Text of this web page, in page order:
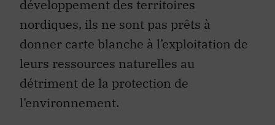
développement des territoires
nordiques, ils ne sont pas prêts à
donner carte blanche à l’exploitation de
leurs ressources naturelles au
détriment de la protection de
l’environnement.